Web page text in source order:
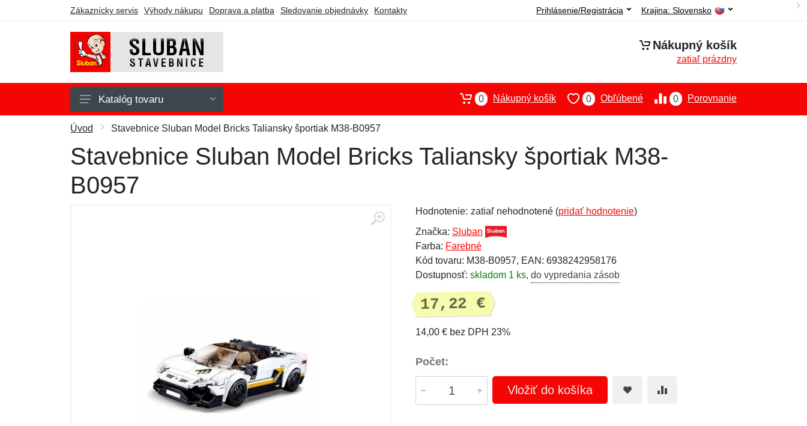
Zákaznícky servis Výhody nákupu Doprava a platba Sledovanie objednávky Kontakty Krajina: Slovensko
Prihlásenie/Registrácia
Nákupný košík
zatiaľ prázdny
Army
Fire
Model Bricks
Katalóg tovaru 0 Porovnanie
0 Obľúbené
0 Nákupný košík
Úvod Stavebnice Sluban Model Bricks Taliansky športiak M38-B0957
Stavebnice Sluban Model Bricks Taliansky športiak M38-
B0957
Hodnotenie: zatiaľ nehodnotené (pridať hodnotenie)
Značka: Sluban
Farba: Farebné
Kód tovaru: M38-B0957, EAN: 6938242958176
Dostupnosť: skladom 1 ks, do vypredania zásob
17,22 €
14,00 € bez DPH 23%
Počet:
Vložiť do košíka